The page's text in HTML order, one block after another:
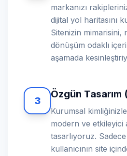
markanızı
dijital yol haritasını
Sitenizin mimarisini,
dönüşüm odaklı
aşamada
3
Özgün Tasarım
Kurumsal
modern ve etkileyici
tasarlıyoruz.
kullanıcının site